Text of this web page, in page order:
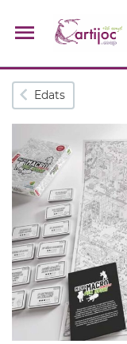
Cerques populars
disfressa
camio
viatge
Edats